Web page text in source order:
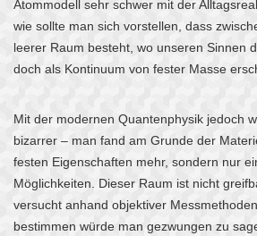
Atommodell sehr schwer mit der
wie sollte man sich vorstellen, dass
leerer Raum besteht, wo unseren Sinnen
doch als Kontinuum von fester Masse
Mit der modernen Quantenphysik jedoch
bizarrer – man fand am Grunde der
festen Eigenschaften mehr, sondern nur
Möglichkeiten. Dieser Raum ist nicht
versucht anhand objektiver
bestimmen würde man gezwungen zu